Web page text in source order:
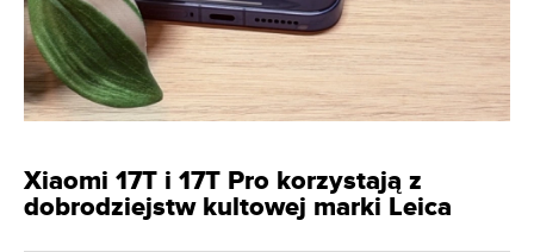
Xiaomi 17T i 17T Pro korzystają z
dobrodziejstw kultowej marki Leica